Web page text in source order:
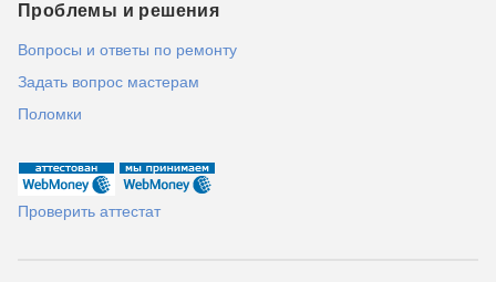
Проблемы и решения
Вопросы и ответы по ремонту
Задать вопрос мастерам
Поломки
Проверить аттестат